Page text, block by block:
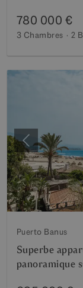
780 000 €
3 Chambres 2
Précédent
Puerto Banus
Superbe
panoramique